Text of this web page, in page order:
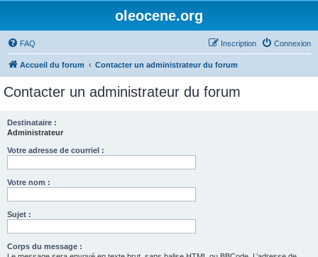
oleocene.org
FAQ Connexion
Inscription
Accueil du forum Contacter un administrateur du forum
Contacter un administrateur du forum
Destinataire :
Administrateur
Votre adresse de courriel :
Votre nom :
Sujet :
Corps du message :